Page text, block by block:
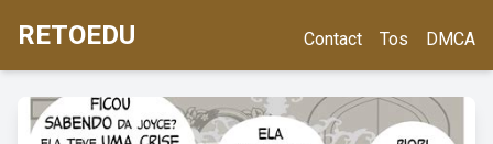
RETOEDU Contact Tos DMCA